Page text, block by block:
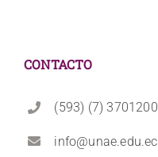
CONTACTO
(593) (7) 3701200
info@unae.edu.ec